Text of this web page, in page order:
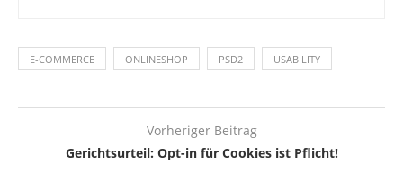
E-COMMERCE ONLINESHOP PSD2 USABILITY
Vorheriger Beitrag
Gerichtsurteil: Opt-in für Cookies ist Pflicht!